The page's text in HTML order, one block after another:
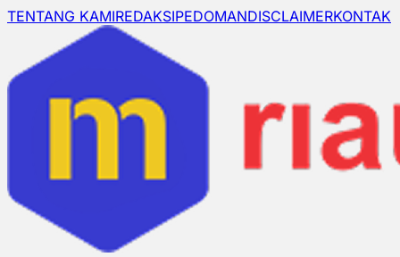
TENTANG KAMIREDAKSIPEDOMANDISCLAIMERKONTAK